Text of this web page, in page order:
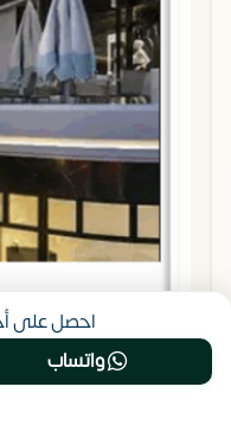
احصل على
واتساب